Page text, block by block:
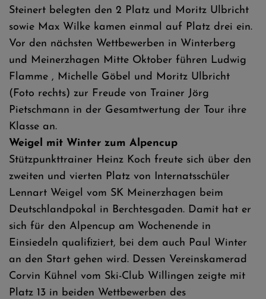
Steinert belegten den 2 Platz und Moritz Ulbricht
sowie Max Wilke kamen einmal auf Platz drei ein.
Vor den nächsten Wettbewerben in Winterberg
und Meinerzhagen Mitte Oktober führen Ludwig
Flamme , Michelle Göbel und Moritz Ulbricht
(Foto rechts) zur Freude von Trainer Jörg
Pietschmann in der Gesamtwertung der Tour ihre
Klasse an.
Weigel mit Winter zum Alpencup
Stützpunkttrainer Heinz Koch freute sich über den
zweiten und vierten Platz von Internatsschüler
Lennart Weigel vom SK Meinerzhagen beim
Deutschlandpokal in Berchtesgaden. Damit hat er
sich für den Alpencup am Wochenende in
Einsiedeln qualifiziert, bei dem auch Paul Winter
an den Start gehen wird. Dessen Vereinskamerad
Corvin Kühnel vom Ski-Club Willingen zeigte mit
Platz 13 in beiden Wettbewerben des